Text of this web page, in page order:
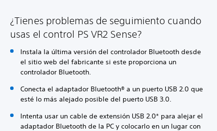
¿Tienes problemas de seguimiento cuando
usas el control PS VR2 Sense?
Instala la última versión del controlador Bluetooth desde
el sitio web del fabricante si este proporciona un
controlador Bluetooth.
Conecta el adaptador Bluetooth® a un puerto USB 2.0 que
esté lo más alejado posible del puerto USB 3.0.
Intenta usar un cable de extensión USB 2.0* para alejar el
adaptador Bluetooth de la PC y colocarlo en un lugar con